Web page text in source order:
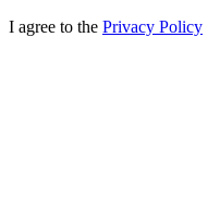
I agree to the Privacy Policy